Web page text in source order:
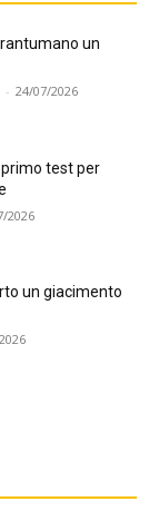
un
- 24/07/2026
test per
2026
un giacimento